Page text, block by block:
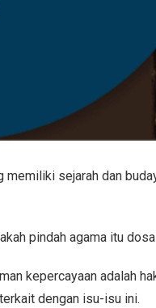
memiliki sejarah dan
pindah agama itu
kepercayaan adalah
dengan isu-isu ini.